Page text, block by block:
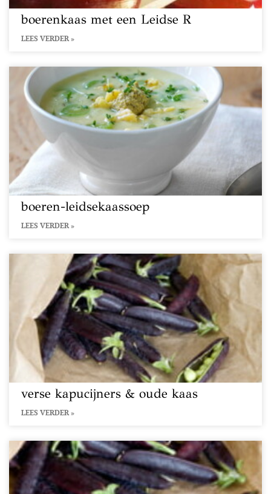
boerenkaas met een Leidse R
LEES VERDER »
boeren-leidsekaassoep
LEES VERDER »
verse kapucijners & oude kaas
LEES VERDER »